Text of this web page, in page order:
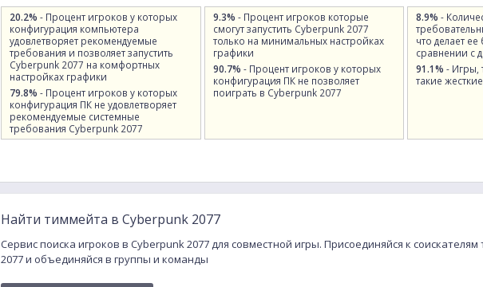
20.2% - Процент игроков у которых
конфигурация компьютера
удовлетворяет рекомендуемые
требования и позволяет запустить
Cyberpunk 2077 на комфортных
настройках графики
79.8% - Процент игроков у которых
конфигурация ПК не удовлетворяет
рекомендуемые системные
требования Cyberpunk 2077
9.3% - Процент игроков которые
смогут запустить Cyberpunk 2077
только на минимальных настройках
графики
90.7% - Процент игроков у которых
конфигурация ПК не позволяет
поиграть в Cyberpunk 2077
8.9% -
что делает
сравнении с
91.1% - Игры,
такие
Найти тиммейта в Cyberpunk 2077
Сервис поиска игроков в Cyberpunk 2077 для совместной игры. Присоединяйся к
2077 и объединяйся в группы и команды